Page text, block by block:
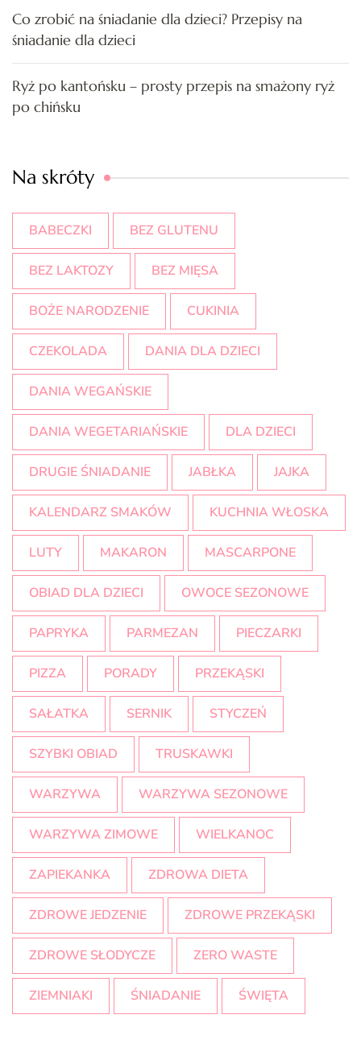
Co zrobić na śniadanie dla dzieci? Przepisy na
śniadanie dla dzieci
Ryż po kantońsku – prosty przepis na smażony ryż
po chińsku
Na skróty
BABECZKI BEZ GLUTENU
BEZ LAKTOZY BEZ MIĘSA
BOŻE NARODZENIE CUKINIA
CZEKOLADA DANIA DLA DZIECI
DANIA WEGAŃSKIE
DANIA WEGETARIAŃSKIE DLA DZIECI
DRUGIE ŚNIADANIE JABŁKA JAJKA
KALENDARZ SMAKÓW KUCHNIA WŁOSKA
LUTY MAKARON MASCARPONE
OBIAD DLA DZIECI OWOCE SEZONOWE
PAPRYKA PARMEZAN PIECZARKI
PIZZA PORADY PRZEKĄSKI
SAŁATKA SERNIK STYCZEŃ
SZYBKI OBIAD TRUSKAWKI
WARZYWA WARZYWA SEZONOWE
WARZYWA ZIMOWE WIELKANOC
ZAPIEKANKA ZDROWA DIETA
ZDROWE JEDZENIE ZDROWE PRZEKĄSKI
ZDROWE SŁODYCZE ZERO WASTE
ZIEMNIAKI ŚNIADANIE ŚWIĘTA